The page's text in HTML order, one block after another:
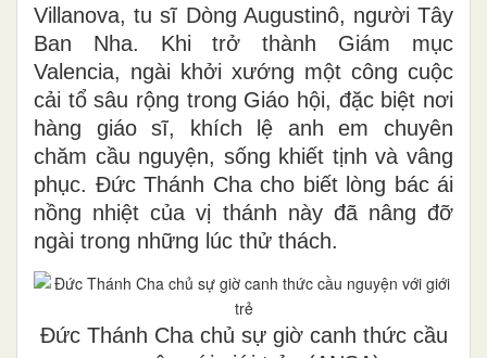
Villanova, tu sĩ Dòng Augustinô, người Tây
Ban Nha. Khi trở thành Giám mục
Valencia, ngài khởi xướng một công cuộc
cải tổ sâu rộng trong Giáo hội, đặc biệt nơi
hàng giáo sĩ, khích lệ anh em chuyên
chăm cầu nguyện, sống khiết tịnh và vâng
phục. Đức Thánh Cha cho biết lòng bác ái
nồng nhiệt của vị thánh này đã nâng đỡ
ngài trong những lúc thử thách.
Đức Thánh Cha chủ sự giờ canh thức cầu